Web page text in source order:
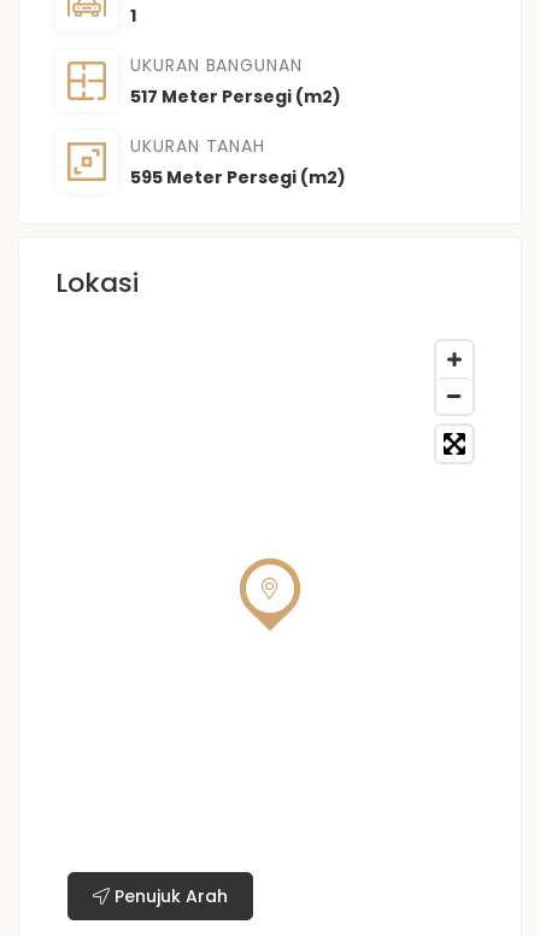
1
UKURAN BANGUNAN
517 Meter Persegi (m2)
UKURAN TANAH
595 Meter Persegi (m2)
Lokasi
Penujuk Arah